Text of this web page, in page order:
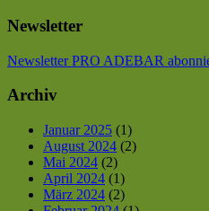
Newsletter
Newsletter PRO ADEBAR
Archiv
Januar 2025 (1)
August 2024 (2)
Mai 2024 (2)
April 2024 (1)
März 2024 (2)